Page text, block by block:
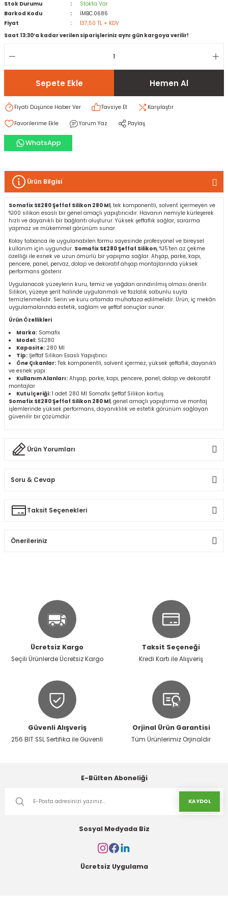
Mastik
Stok Durumu
Stokta Var
Barkod Kodu
İMBC.0686
Fiyat
137,50 TL + KDV
Saat 13:30’a kadar verilen siparişleriniz aynı gün kargoya verilir!
Sepete Ekle Hemen Al
Fiyatı Düşünce Haber Ver Tavsiye Et Karşılaştır
Yorum Yaz Paylaş
WhatsApp
Ürün Bilgisi
Somafix SE280 Şeffaf Silikon 280 Ml, tek komponentli, solvent içermeyen ve
%100 silikon esaslı bir genel amaçlı yapıştırıcıdır. Havanın nemiyle kürleşerek
hızlı ve dayanıklı bir bağlantı oluşturur. Yüksek şeffaflık sağlar, sararma
yapmaz ve mükemmel görünüm sunar.
Kolay tabanca ile uygulanabilen formu sayesinde profesyonel ve bireysel
kullanım için uygundur. Somafix SE280 Şeffaf Silikon, %15’ten az çekme
özelliği ile esnek ve uzun ömürlü bir yapışma sağlar. Ahşap, parke, kapı,
pencere, panel, pervaz, dolap ve dekoratif ahşap montajlarında yüksek
performans gösterir.
Uygulanacak yüzeylerin kuru, temiz ve yağdan arındırılmış olması önerilir.
Silikon, yüzeye şerit halinde uygulanmalı ve fazlalık sabunlu suyla
temizlenmelidir. Serin ve kuru ortamda muhafaza edilmelidir. Ürün, iç mekân
uygulamalarında estetik, sağlam ve şeffaf sonuçlar sunar.
Ürün Özellikleri
Marka: Somafix
Model: SE280
Kapasite: 280 Ml
Tip: Şeffaf Silikon Esaslı Yapıştırıcı
Öne Çıkanlar: Tek komponentli, solvent içermez, yüksek şeffaflık, dayanıklı
ve esnek yapı
Kullanım Alanları: Ahşap, parke, kapı, pencere, panel, dolap ve dekoratif
montajlar
Kutu İçeriği: 1 adet 280 Ml Somafix Şeffaf Silikon kartuş
Somafix SE280 Şeffaf Silikon 280 Ml, genel amaçlı yapıştırma ve montaj
işlemlerinde yüksek performans, dayanıklılık ve estetik görünüm sağlayan
güvenilir bir çözümdür.
Ürün Yorumları
Soru & Cevap
Taksit Seçenekleri
Önerileriniz
Ürün resmi kalitesiz, bozuk veya görüntülenemiyor.
Ürün açıklamasında eksik bilgiler bulunuyor.
Ürün bilgilerinde hatalar bulunuyor.
Ürün fiyatı diğer sitelerden daha pahalı.
Ücretsiz Kargo
Seçili Ürünlerde Ücretsiz Kargo
Taksit Seçeneği
Kredi Kartı ile Alışveriş
Güvenli Alışveriş
256 BIT SSL Sertifika ile Güvenli
Orjinal Ürün Garantisi
Tüm Ürünlerimiz Orjinaldir
E-Bülten Aboneliği
KAYDOL
Sosyal Medyada Biz
Ücretsiz Uygulama